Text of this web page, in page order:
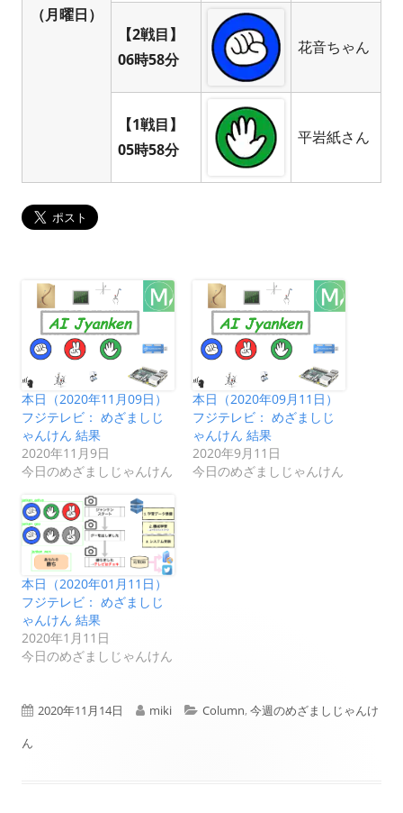
（月曜日）
【2戦目】
06時58分
花音ちゃん
【1戦目】
05時58分
平岩紙さん
本日（2020年11月09日）
フジテレビ： めざましじ
ゃんけん 結果
2020年11月9日
今日のめざましじゃんけん
本日（2020年09月11日）
フジテレビ： めざましじ
ゃんけん 結果
2020年9月11日
今日のめざましじゃんけん
本日（2020年01月11日）
フジテレビ： めざましじ
ゃんけん 結果
2020年1月11日
今日のめざましじゃんけん
公
2020年11月14日
作
miki
カ
Column, 今週のめざましじゃんけ
ん